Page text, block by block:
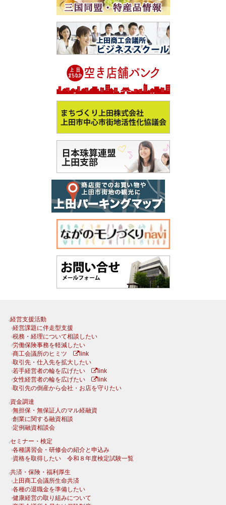
経営支援活動
経営課題に伴走型支援
税務・経理について相談したい
労働保険事務を軽減したい
商工会議所のヒミツ
link
取引先・仕入先を拡大したい
若手経営者の輪を広げたい
link
女性経営者の輪を広げたい
link
取引先の倒産から会社・お店を守りたい
資金調達
無担保・無保証人のマル経融資
創業に関する融資相談
定例融資相談会
セミナー・検定
各種講習会・研修会の紹介と申込み
資格を取得したい 令和８年度検定試験一覧
共済・保険・福利厚生
上田商工会議所生命共済
各種の退職金を準備したい
健康経営の取り組みについて